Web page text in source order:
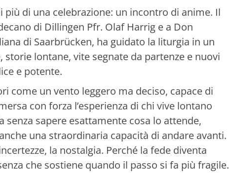
più di una celebrazione: un incontro di anime. Il
di Dillingen Pfr. Olaf Harrig e a Don
di Saarbrücken, ha guidato la liturgia in un
lontane, vite segnate da partenze e nuovi
e potente.
come un vento leggero ma deciso, capace di
con forza l’esperienza di chi vive lontano
sapere esattamente cosa lo attende,
una straordinaria capacità di andare avanti.
la nostalgia. Perché la fede diventa
che sostiene quando il passo si fa più fragile.